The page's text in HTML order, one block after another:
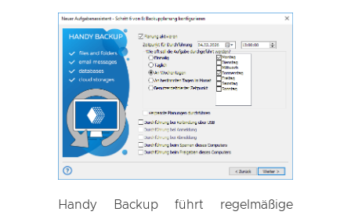
Handy Backup führt regelmäßige